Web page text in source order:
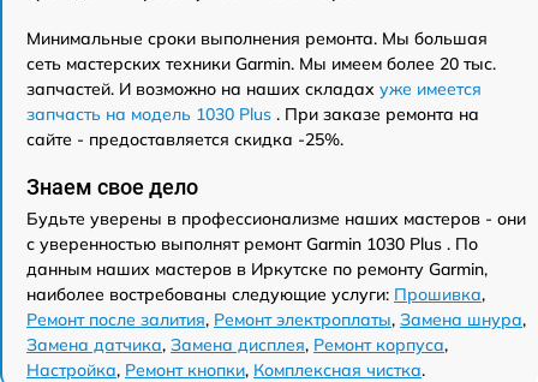
Минимальные сроки выполнения ремонта. Мы большая
сеть мастерских техники Garmin. Мы имеем более 20 тыс.
запчастей. И возможно на наших складах уже имеется
запчасть на модель 1030 Plus . При заказе ремонта на
сайте - предоставляется скидка -25%.
Знаем свое дело
Будьте уверены в профессионализме наших мастеров - они
с уверенностью выполнят ремонт Garmin 1030 Plus . По
данным наших мастеров в Иркутске по ремонту Garmin,
наиболее востребованы следующие услуги: Прошивка,
Ремонт после залития, Ремонт электроплаты, Замена шнура,
Замена датчика, Замена дисплея, Ремонт корпуса,
Настройка, Ремонт кнопки, Комплексная чистка.